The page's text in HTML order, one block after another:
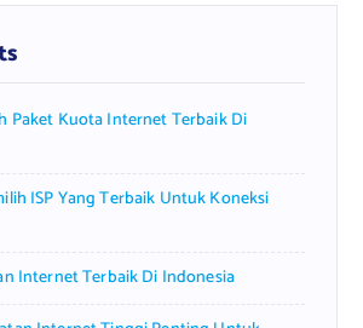
Paket Kuota Internet Terbaik Di
ISP Yang Terbaik Untuk Koneksi
Internet Terbaik Di Indonesia